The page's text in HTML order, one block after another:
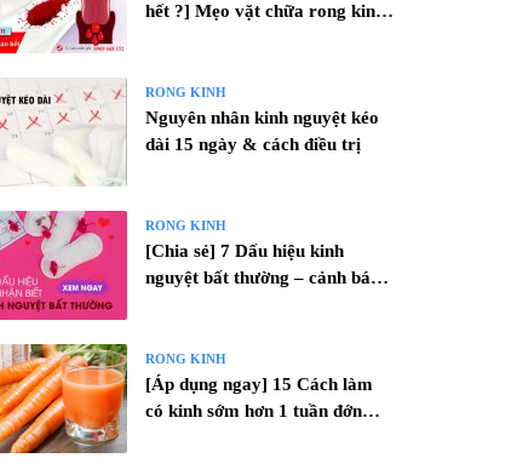
hết ?] Mẹo vặt chữa rong kinh
RONG KINH
Nguyên nhân kinh nguyệt kéo
dài 15 ngày & cách điều trị
RONG KINH
[Chia sẻ] 7 Dấu hiệu kinh
nguyệt bất thường – cảnh báo
RONG KINH
[Áp dụng ngay] 15 Cách làm
có kinh sớm hơn 1 tuần đớn